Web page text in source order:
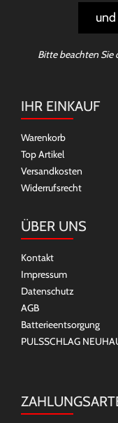
Bitte beachten Sie
IHR EINKAUF
Warenkorb
Top Artikel
Versandkosten
Widerrufsrecht
ÜBER UNS
Kontakt
Impressum
Datenschutz
AGB
Batterieentsorgung
PULSSCHLAG